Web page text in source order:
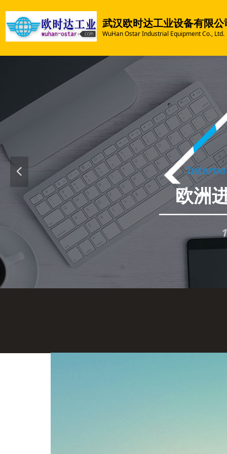
欧洲
넳
武汉欧时达工业设备有限公
WuHan Ostar Industrial Equipment Co., Ltd.